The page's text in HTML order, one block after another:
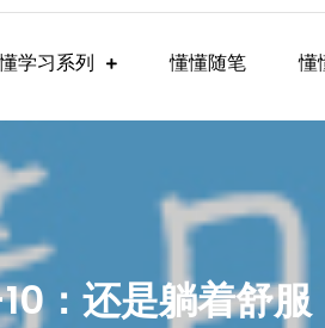
学习系列 懂懂随笔 懂
：还是躺着舒服